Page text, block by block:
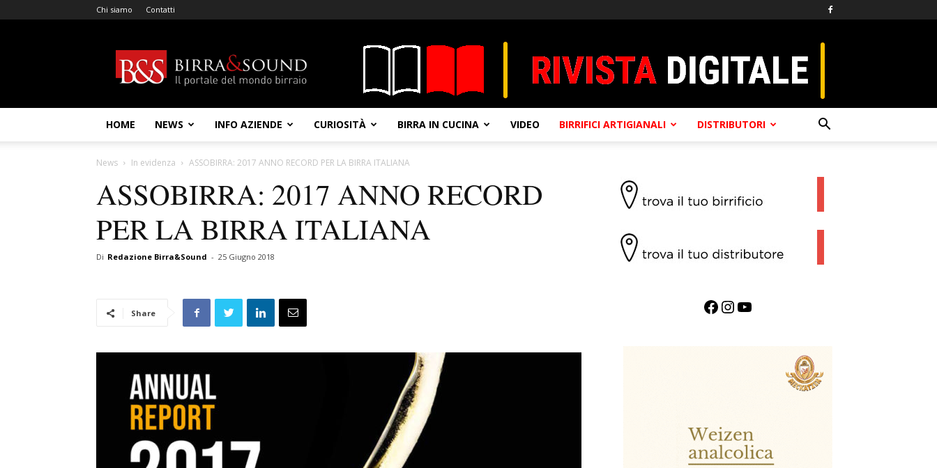
Chi siamo Contatti
&
Sound
HOME NEWS INFO AZIENDE CURIOSITÀ BIRRA IN CUCINA VIDEO BIRRIFICI ARTIGIANALI DISTRIBUTORI
News In evidenza ASSOBIRRA: 2017 ANNO RECORD PER LA BIRRA ITALIANA
ASSOBIRRA: 2017 ANNO RECORD
PER LA BIRRA ITALIANA
Di Redazione Birra&Sound - 25 Giugno 2018
Share Facebook InstagramYouTube